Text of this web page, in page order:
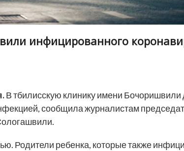
инфицированного
В тбилисскую клинику имени Бочоришвили
сообщила журналистам
Родители ребенка, которые также